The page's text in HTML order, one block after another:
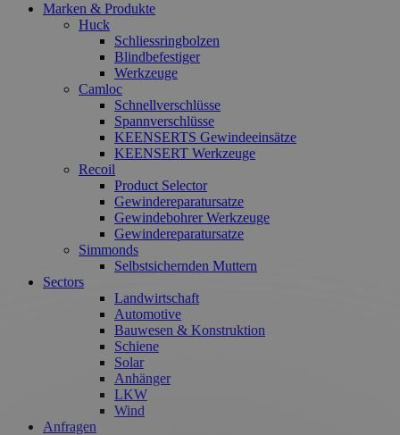
Marken & Produkte
Huck
Schliessringbolzen
Blindbefestiger
Werkzeuge
Camloc
Schnellverschlüsse
Spannverschlüsse
KEENSERTS Gewindeeinsätze
KEENSERT Werkzeuge
Recoil
Product Selector
Gewindereparatursatze
Gewindebohrer Werkzeuge
Gewindereparatursatze
Simmonds
Selbstsichernden Muttern
Sectors
Landwirtschaft
Automotive
Bauwesen & Konstruktion
Schiene
Solar
Anhänger
LKW
Wind
Anfragen